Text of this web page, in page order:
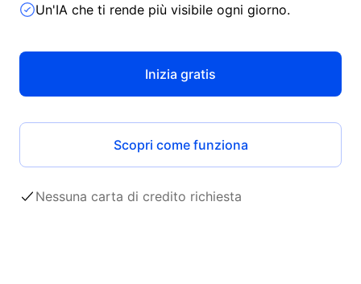
Un'IA che ti rende più visibile ogni giorno.
Inizia gratis
Scopri come funziona
Nessuna carta di credito richiesta